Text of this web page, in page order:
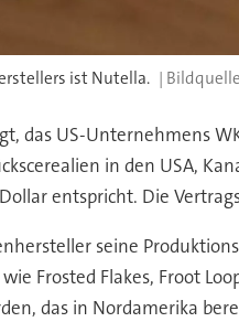
ist Nutella.
das US-Unternehmens
in den USA,
entspricht. Die
seine
Frosted Flakes, Froot
das in Nordamerika